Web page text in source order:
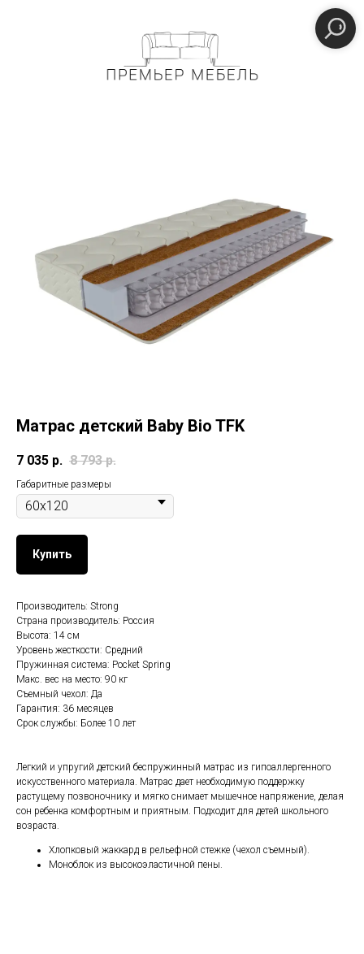
Матрас детский Baby Bio TFK
7 035 р. 8 793 р.
Габаритные размеры
Купить
Производитель: Strong
Страна производитель: Россия
Высота: 14 см
Уровень жесткости: Средний
Пружинная система: Pocket Spring
Макс. вес на место: 90 кг
Съемный чехол: Да
Гарантия: 36 месяцев
Срок службы: Более 10 лет
Легкий и упругий детский беспружинный матрас из гипоаллергенного
искусственного материала. Матрас дает необходимую поддержку
растущему позвоночнику и мягко снимает мышечное напряжение, делая
сон ребенка комфортным и приятным. Подходит для детей школьного
возраста.
Хлопковый жаккард в рельефной стежке (чехол съемный).
Моноблок из высокоэластичной пены.